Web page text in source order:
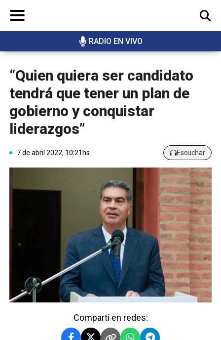
RADIO EN VIVO
BUSCAR
“Quien quiera ser candidato
tendrá que tener un plan de
gobierno y conquistar
liderazgos”
7 de abril 2022, 10:21hs Escuchar
Compartí en redes: